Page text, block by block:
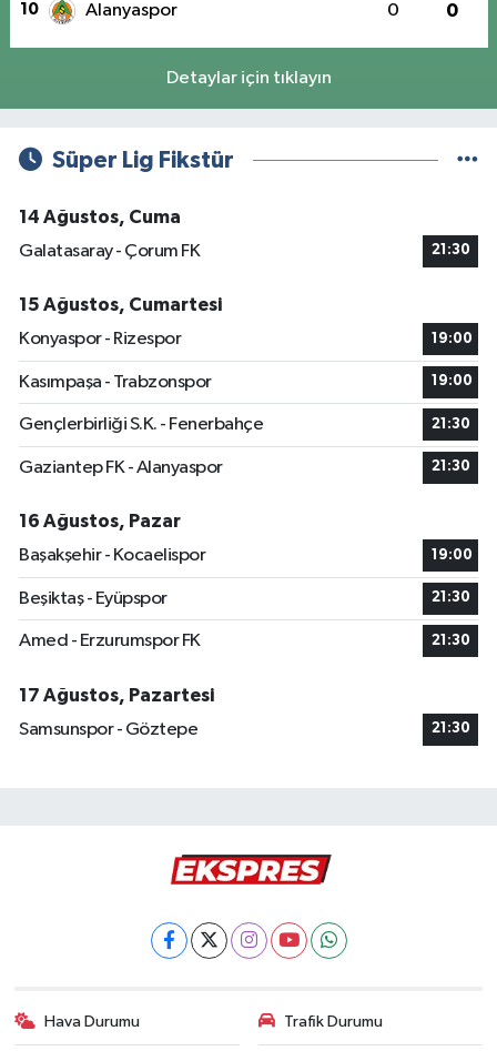
10 Alanyaspor 0 0
Detaylar için tıklayın
Süper Lig Fikstür
14 Ağustos, Cuma
Galatasaray - Çorum FK
21:30
15 Ağustos, Cumartesi
Konyaspor - Rizespor
19:00
Kasımpaşa - Trabzonspor 19:00
Gençlerbirliği S.K. - Fenerbahçe 21:30
Gaziantep FK - Alanyaspor 21:30
16 Ağustos, Pazar
Başakşehir - Kocaelispor
19:00
Beşiktaş - Eyüpspor 21:30
Amed - Erzurumspor FK 21:30
17 Ağustos, Pazartesi
Samsunspor - Göztepe
21:30
Hava Durumu Trafik Durumu